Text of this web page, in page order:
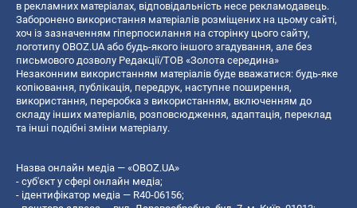
в рекламних матеріалах, відповідальність несе рекламодавець.
Заборонено використання матеріалів розміщених на цьому сайті,
хоч із зазначенням гіперпосилання на сторінку цього сайту,
логотипу OBOZ.UA або будь-якого іншого згадування, але без
письмового дозволу Редакції/ТОВ «Золота середина»
Незаконним використанням матеріалів буде вважатися: будь-яке
копiювання, публiкацiя, передрук, наступне поширення,
використання, переробка з використанням, включенням до
складу інших матеріалів, розповсюдження, адаптація, переклад
та інші подібні зміни матеріалу.
Назва онлайн медіа — «OBOZ.UA»
- суб'єкт у сфері онлайн медіа;
- ідентифікатор медіа — R40-06156;